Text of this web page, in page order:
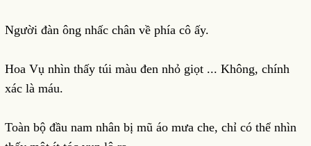
Người đàn ông nhấc chân về phía cô ấy.
Hoa Vụ nhìn thấy túi màu đen nhỏ giọt ... Không, chính
xác là máu.
Toàn bộ đầu nam nhân bị mũ áo mưa che, chỉ có thể nhìn